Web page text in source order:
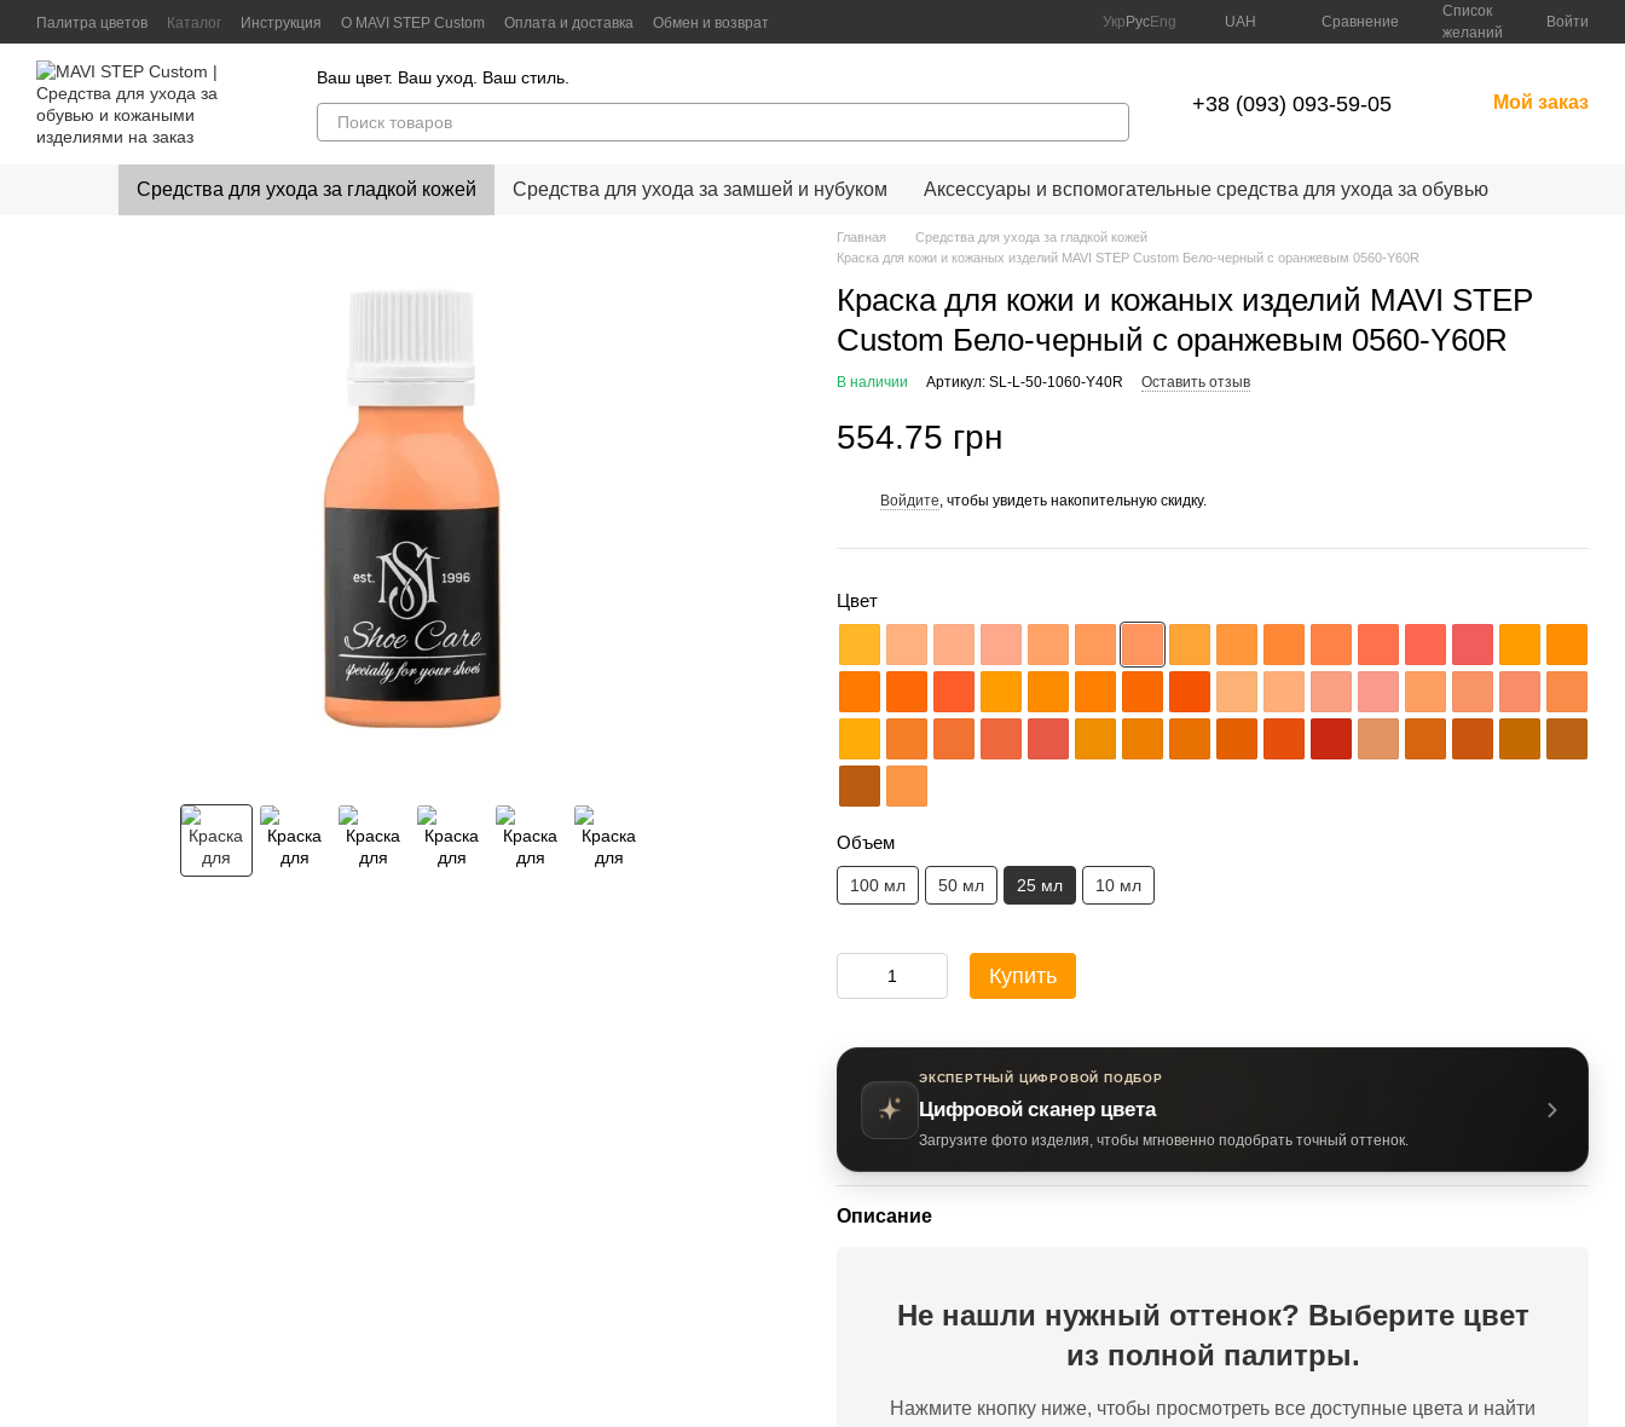
Перейти к основному контенту
Палитра цветов Каталог Инструкция О MAVI STEP Custom Оплата и доставка
Обмен и возврат
Контактная информация
Отзывы клиентов Политика конфиденциальности Color Lab Цифровой сканер цвета
Укр РусEng UAH Сравнение
Список
желаний
Войти
Ваш цвет. Ваш уход. Ваш стиль.
+38 (093) 093-59-05 Мой заказ
Средства для ухода за гладкой кожей Средства для ухода за замшей и нубуком Аксессуары и вспомогательные средства для ухода за обувью
Главная
Средства для ухода за гладкой кожей
Краска для кожи и кожаных изделий MAVI STEP Custom Бело-черный с оранжевым 0560-Y60R
Краска для кожи и кожаных изделий MAVI STEP
Custom Бело-черный с оранжевым 0560-Y60R
В наличии Артикул: SL-L-50-1060-Y40R Оставить отзыв
554.75 грн
Войдите , чтобы увидеть накопительную скидку.
Цвет
Объем
100 мл 50 мл 25 мл 10 мл
Купить
ЭКСПЕРТНЫЙ ЦИФРОВОЙ ПОДБОР
Цифровой сканер цвета
Загрузите фото изделия, чтобы мгновенно подобрать точный оттенок.
Описание
Не нашли нужный оттенок? Выберите цвет
из полной палитры.
Нажмите кнопку ниже, чтобы просмотреть все доступные цвета и найти